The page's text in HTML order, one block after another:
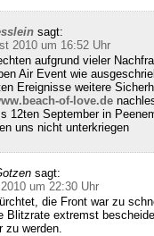
sagt:
2010 um 16:52 Uhr
aufgrund vieler
Air Event wie
Ereignisse weitere
of-love.de
12ten September in
uns nicht unterkriegen
sagt:
um 22:30 Uhr
die Front war zu
Blitzrate extremst
zu werden.